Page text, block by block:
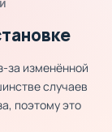
за изменённой
случаев
поэтому это